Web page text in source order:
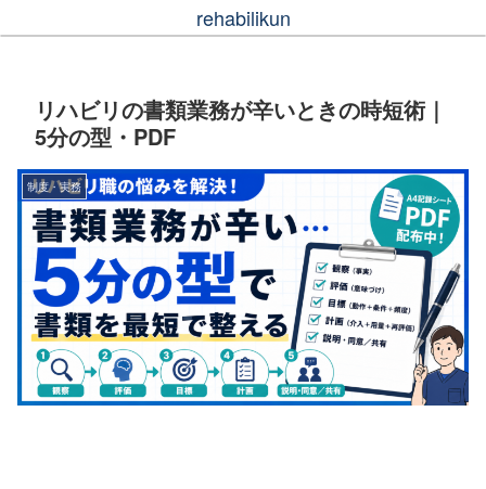
rehabilikun
リハビリの書類業務が辛いときの時短術｜
5分の型・PDF
制度・実務